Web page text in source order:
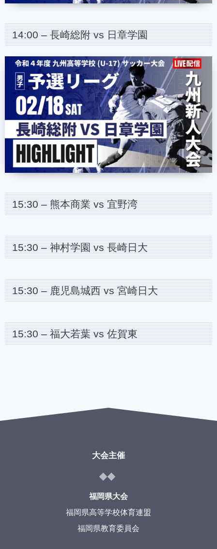
14:00 – 長崎総附 vs 日章学園
15:30 – 熊本商業 vs 宜野湾
15:30 – 神村学園 vs 長崎日大
15:30 – 鹿児島城西 vs 宮崎日大
15:30 – 福大若葉 vs 佐賀東
大会主催
福岡県大会
福岡県高等学校体育連盟
福岡県教育委員会